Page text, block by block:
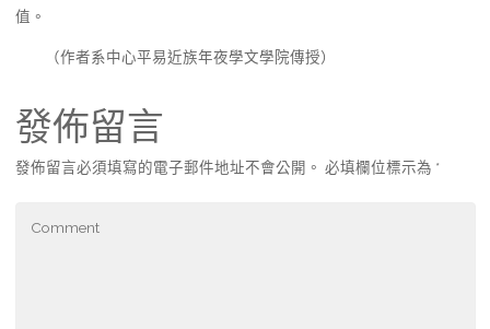
值。
（作者系中心平易近族年夜學文學院傳授）
發佈留言
發佈留言必須填寫的電子郵件地址不會公開。 必填欄位標示為 *